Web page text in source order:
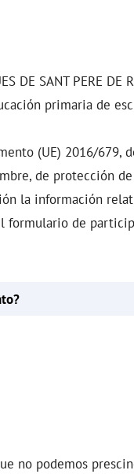
DE SANT PERE DE
primaria de
(UE) 2016/679,
de protección
la información
formulario de
no podemos